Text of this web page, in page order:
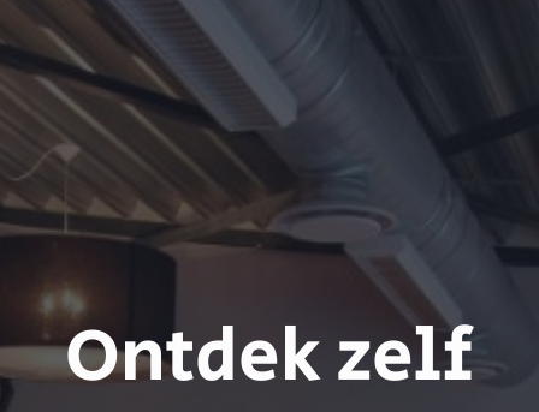
Ontdek zelf